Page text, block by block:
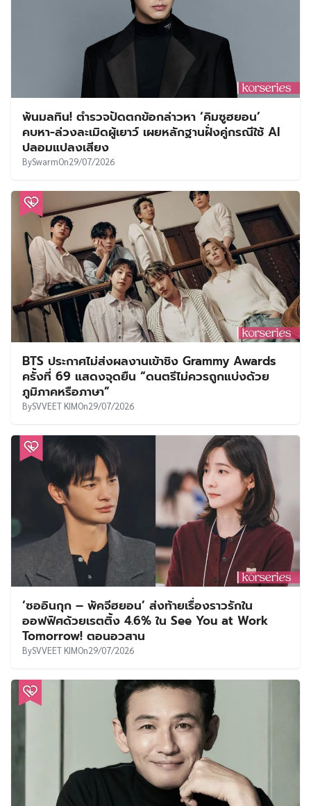
พ้นมลทิน! ตำรวจปัดตกข้อกล่าวหา ‘คิมซูฮยอน’
คบหา-ล่วงละเมิดผู้เยาว์ เผยหลักฐานฝั่งคู่กรณีใช้ AI
ปลอมแปลงเสียง
BySwarmOn29/07/2026
BTS ประกาศไม่ส่งผลงานเข้าชิง Grammy Awards
ครั้งที่ 69 แสดงจุดยืน “ดนตรีไม่ควรถูกแบ่งด้วย
ภูมิภาคหรือภาษา”
BySVVEET KIMOn29/07/2026
‘ซออินกุก – พัคจีฮยอน’ ส่งท้ายเรื่องราวรักใน
ออฟฟิศด้วยเรตติ้ง 4.6% ใน See You at Work
Tomorrow! ตอนอวสาน
BySVVEET KIMOn29/07/2026